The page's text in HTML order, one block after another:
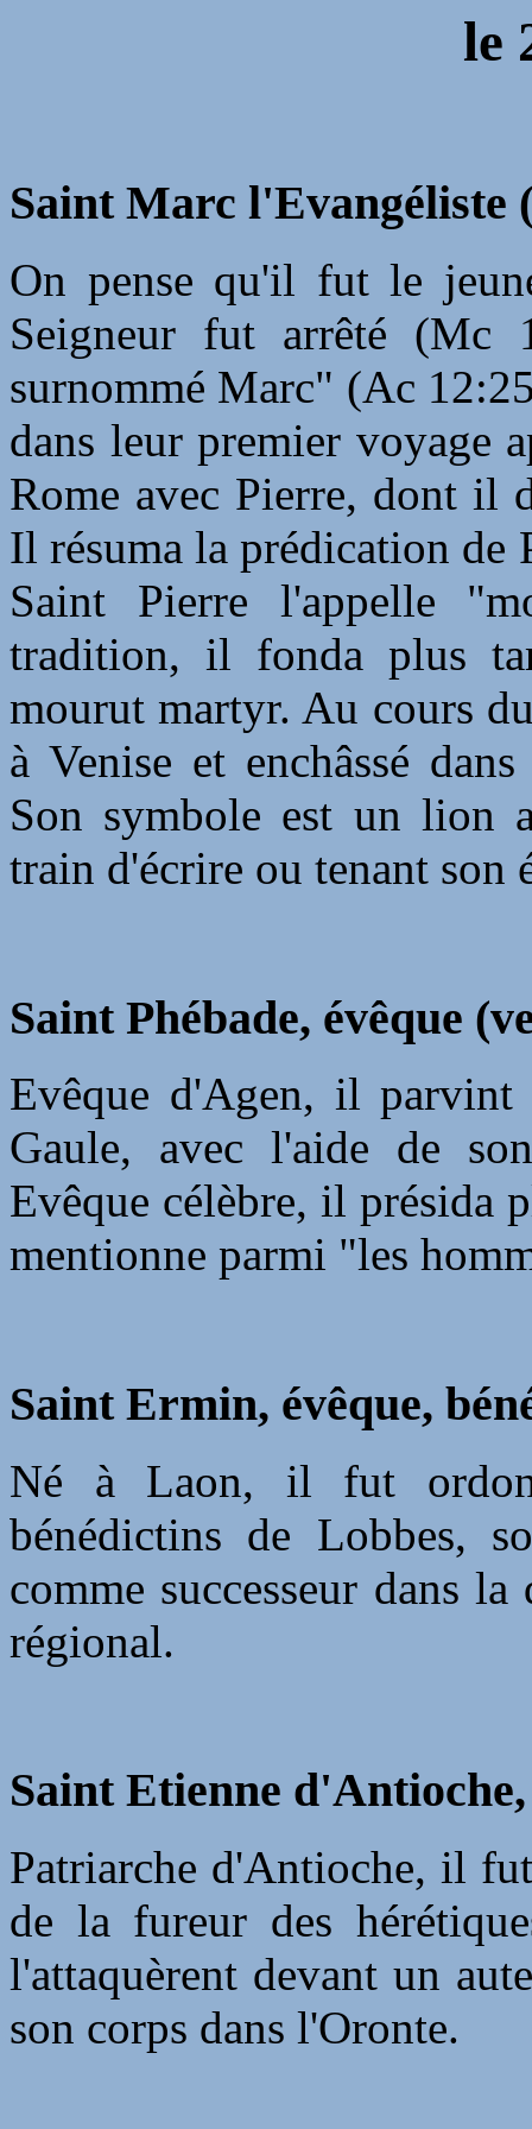
le
Saint Marc l'Evangéliste
On pense qu'il fut le
Seigneur fut arrêté (Mc
surnommé Marc" (Ac
dans leur premier voyage
Rome avec Pierre, dont il
Il résuma la prédication de
Saint Pierre l'appelle
tradition, il fonda plus
mourut martyr. Au cours
à Venise et enchâssé
Son symbole est un lion
train d'écrire ou tenant son
Saint Phébade, évêque
Evêque d'Agen, il parvint
Gaule, avec l'aide de
Evêque célèbre, il présida
mentionne parmi "les
Saint Ermin, évêque,
Né à Laon, il fut
bénédictins de Lobbes,
comme successeur dans
régional.
Saint Etienne
Patriarche d'Antioche, il
de la fureur des
l'attaquèrent devant un
son corps dans l'Oronte.